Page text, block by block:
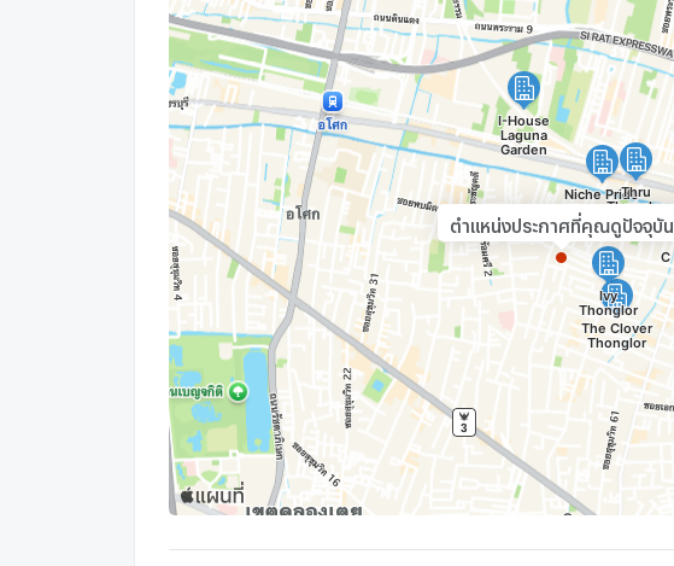
ตำแหน่งประกาศที่คุณดูปัจจุบัน